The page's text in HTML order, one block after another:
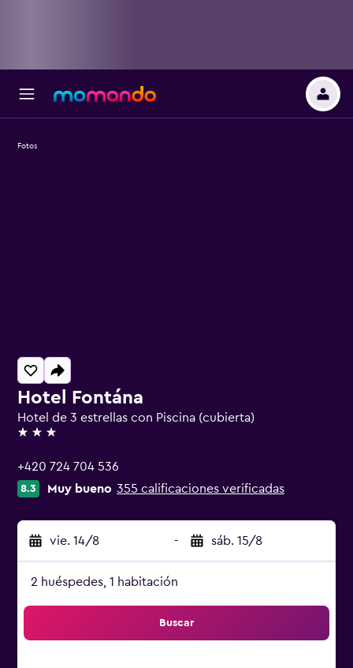
Hotel Fontána
Hotel de 3 estrellas con Piscina (cubierta)
3 estrellas
+420 724 704 536
8.3 Muy bueno 355 calificaciones verificadas
vie. 14/8 - sáb. 15/8
2 huéspedes, 1 habitación
Buscar
Fotos